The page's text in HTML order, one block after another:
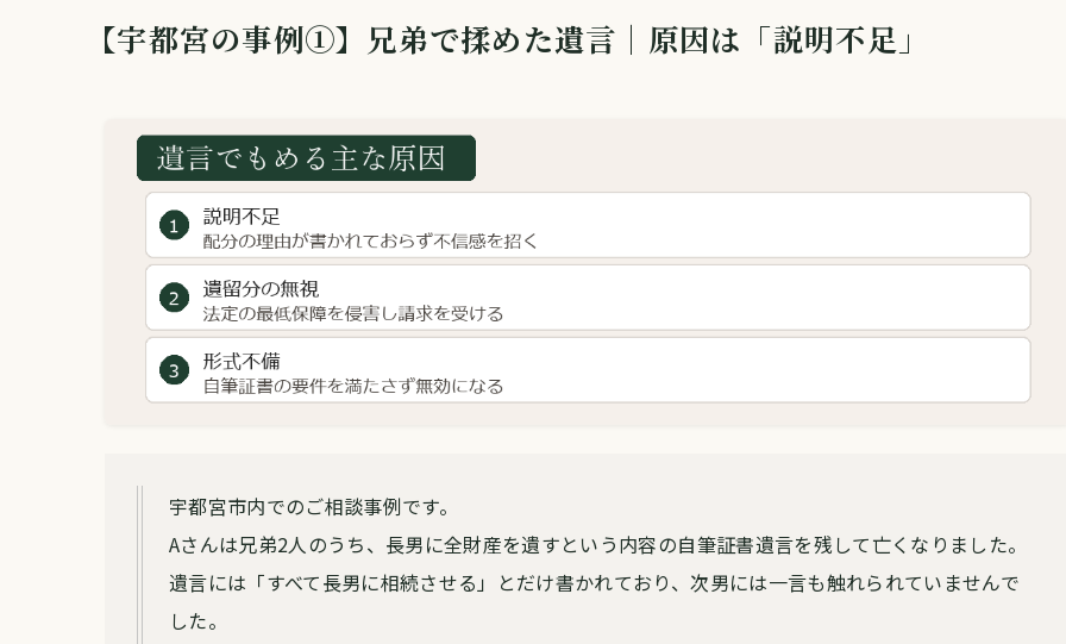
【宇都宮の事例①】兄弟で揉めた遺言｜原因は「説明不足」
宇都宮市内でのご相談事例です。
Aさんは兄弟2人のうち、長男に全財産を遺すという内容の自筆証書遺言を残して亡くなりました。
遺言には「すべて長男に相続させる」とだけ書かれており、次男には一言も触れられていませんで
した。